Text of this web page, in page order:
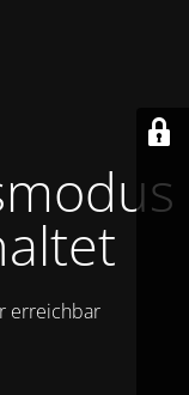
erreichbar